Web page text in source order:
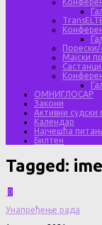
Порески/
Мајски
ОМНИГЛОСАР
Закони
Активни
Календар
Најчешћа
Билтен
Tagged:
0
Унапређење рада